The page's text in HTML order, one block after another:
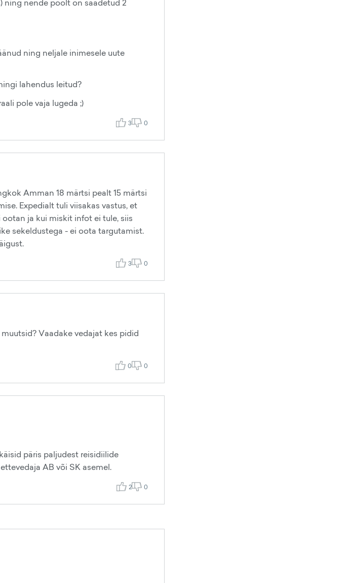
ning nende poolt on saadetud 2
ning neljale inimesele uute
lahendus leitud?
pole vaja lugeda ;)
3 0
Amman 18 märtsi pealt 15 märtsi
Expedialt tuli viisakas vastus, et
ja kui miskit infot ei tule, siis
sekeldustega - ei oota targutamist.
3 0
Vaadake vedajat kes pidid
0 0
päris paljudest reisidiilide
AB või SK asemel.
2 0